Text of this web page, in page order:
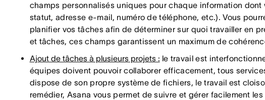
champs personnalisés uniques pour chaque information
statut, adresse e-mail, numéro de téléphone, etc.). Vous
planifier vos tâches afin de déterminer sur quoi travailler en
et tâches, ces champs garantissent un maximum de
Ajout de tâches à plusieurs projets : le travail est
équipes doivent pouvoir collaborer efficacement, tous
dispose de son propre système de fichiers, le travail est
remédier, Asana vous permet de suivre et gérer facilement